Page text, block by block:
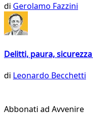
di Gerolamo Fazzini
Delitti, paura,
di Leonardo Becchetti
Abbonati ad Avvenire